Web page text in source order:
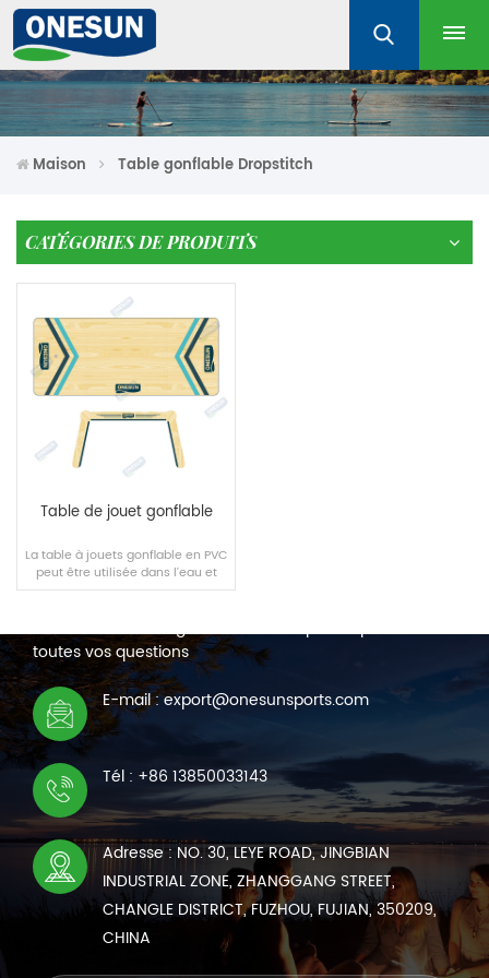
Maison Table gonflable Dropstitch
CATÉGORIES DE PRODUITS
Table de jouet gonflable
La table à jouets gonflable en PVC
peut être utilisée dans l'eau et
convient à diverses scènes.
LIRE LA SUITE
NOUS CONTACTER
Nous sommes en ligne 7*24 heures pour répondre à
toutes vos questions
E-mail : export@onesunsports.com
Tél : +86 13850033143
Adresse : NO. 30, LEYE ROAD, JINGBIAN
INDUSTRIAL ZONE, ZHANGGANG STREET,
CHANGLE DISTRICT, FUZHOU, FUJIAN, 350209,
CHINA